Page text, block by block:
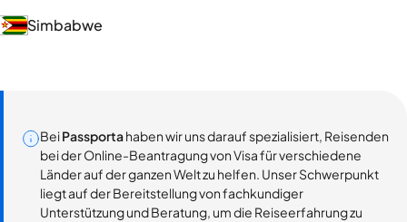
Simbabwe
BeiPassportahaben wir uns darauf spezialisiert, Reisenden
bei der Online-Beantragung von Visa für verschiedene
Länder auf der ganzen Welt zu helfen. Unser Schwerpunkt
liegt auf der Bereitstellung von fachkundiger
Unterstützung und Beratung, um die Reiseerfahrung zu